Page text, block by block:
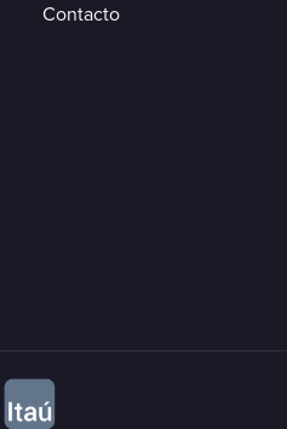
Contacto